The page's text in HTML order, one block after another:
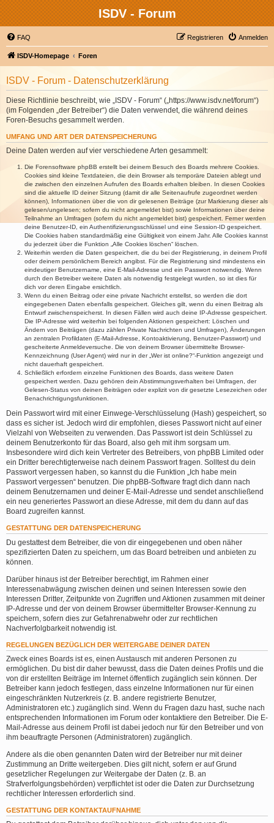
ISDV - Forum
FAQ Anmelden
Registrieren
ISDV-Homepage Foren
ISDV - Forum - Datenschutzerklärung
Diese Richtlinie beschreibt, wie „ISDV - Forum“ („https://www.isdv.net/forum“)
(im Folgenden „der Betreiber“) die Daten verwendet, die während deines
Foren-Besuchs gesammelt werden.
UMFANG UND ART DER DATENSPEICHERUNG
Deine Daten werden auf vier verschiedene Arten gesammelt:
Die Forensoftware phpBB erstellt bei deinem Besuch des Boards mehrere Cookies.
Cookies sind kleine Textdateien, die dein Browser als temporäre Dateien ablegt und
die zwischen den einzelnen Aufrufen des Boards erhalten bleiben. In diesen Cookies
sind die aktuelle ID deiner Sitzung (damit dir alle Seitenaufrufe zugeordnet werden
können), Informationen über die von dir gelesenen Beiträge (zur Markierung dieser als
gelesen/ungelesen; sofern du nicht angemeldet bist) sowie Informationen über deine
Teilnahme an Umfragen (sofern du nicht angemeldet bist) gespeichert. Ferner werden
deine Benutzer-ID, ein Authentifizierungsschlüssel und eine Session-ID gespeichert.
Die Cookies haben standardmäßig eine Gültigkeit von einem Jahr. Alle Cookies kannst
du jederzeit über die Funktion „Alle Cookies löschen“ löschen.
Weiterhin werden die Daten gespeichert, die du bei der Registrierung, in deinem Profil
oder deinem persönlichem Bereich angibst. Für die Registrierung sind mindestens ein
eindeutiger Benutzername, eine E-Mail-Adresse und ein Passwort notwendig. Wenn
durch den Betreiber weitere Daten als notwendig festgelegt wurden, so ist dies für
dich vor deren Eingabe ersichtlich.
Wenn du einen Beitrag oder eine private Nachricht erstellst, so werden die dort
eingegebenen Daten ebenfalls gespeichert. Gleiches gilt, wenn du einen Beitrag als
Entwurf zwischenspeicherst. In diesen Fällen wird auch deine IP-Adresse gespeichert.
Die IP-Adresse wird weiterhin bei folgenden Aktionen gespeichert: Löschen und
Ändern von Beiträgen (dazu zählen Private Nachrichten und Umfragen), Änderungen
an zentralen Profildaten (E-Mail-Adresse, Kontoaktivierung, Benutzer-Passwort) und
gescheiterte Anmeldeversuche. Die von deinem Browser übermittelte Browser-
Kennzeichnung (User Agent) wird nur in der „Wer ist online?“-Funktion angezeigt und
nicht dauerhaft gespeichert.
Schließlich erfordern einzelne Funktionen des Boards, dass weitere Daten
gespeichert werden. Dazu gehören dein Abstimmungsverhalten bei Umfragen, der
Gelesen-Status von deinen Beiträgen oder explizit von dir gesetzte Lesezeichen oder
Benachrichtigungsfunktionen.
Dein Passwort wird mit einer Einwege-Verschlüsselung (Hash) gespeichert, so
dass es sicher ist. Jedoch wird dir empfohlen, dieses Passwort nicht auf einer
Vielzahl von Webseiten zu verwenden. Das Passwort ist dein Schlüssel zu
deinem Benutzerkonto für das Board, also geh mit ihm sorgsam um.
Insbesondere wird dich kein Vertreter des Betreibers, von phpBB Limited oder
ein Dritter berechtigterweise nach deinem Passwort fragen. Solltest du dein
Passwort vergessen haben, so kannst du die Funktion „Ich habe mein
Passwort vergessen“ benutzen. Die phpBB-Software fragt dich dann nach
deinem Benutzernamen und deiner E-Mail-Adresse und sendet anschließend
ein neu generiertes Passwort an diese Adresse, mit dem du dann auf das
Board zugreifen kannst.
GESTATTUNG DER DATENSPEICHERUNG
Du gestattest dem Betreiber, die von dir eingegebenen und oben näher
spezifizierten Daten zu speichern, um das Board betreiben und anbieten zu
können.
Darüber hinaus ist der Betreiber berechtigt, im Rahmen einer
Interessenabwägung zwischen deinen und seinen Interessen sowie den
Interessen Dritter, Zeitpunkte von Zugriffen und Aktionen zusammen mit deiner
IP-Adresse und der von deinem Browser übermittelter Browser-Kennung zu
speichern, sofern dies zur Gefahrenabwehr oder zur rechtlichen
Nachverfolgbarkeit notwendig ist.
REGELUNGEN BEZÜGLICH DER WEITERGABE DEINER DATEN
Zweck eines Boards ist es, einen Austausch mit anderen Personen zu
ermöglichen. Du bist dir daher bewusst, dass die Daten deines Profils und die
von dir erstellten Beiträge im Internet öffentlich zugänglich sein können. Der
Betreiber kann jedoch festlegen, dass einzelne Informationen nur für einen
eingeschränkten Nutzerkreis (z. B. andere registrierte Benutzer,
Administratoren etc.) zugänglich sind. Wenn du Fragen dazu hast, suche nach
entsprechenden Informationen im Forum oder kontaktiere den Betreiber. Die E-
Mail-Adresse aus deinem Profil ist dabei jedoch nur für den Betreiber und von
ihm beauftragte Personen (Administratoren) zugänglich.
Andere als die oben genannten Daten wird der Betreiber nur mit deiner
Zustimmung an Dritte weitergeben. Dies gilt nicht, sofern er auf Grund
gesetzlicher Regelungen zur Weitergabe der Daten (z. B. an
Strafverfolgungsbehörden) verpflichtet ist oder die Daten zur Durchsetzung
rechtlicher Interessen erforderlich sind.
GESTATTUNG DER KONTAKTAUFNAHME